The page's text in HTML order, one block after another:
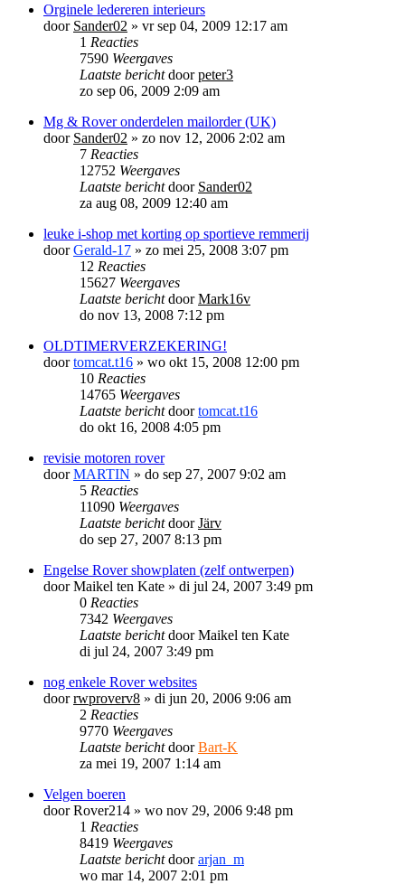
Orginele ledereren interieurs
door Sander02 » vr sep 04, 2009 12:17 am
1 Reacties
7590 Weergaves
Laatste berichtdoorpeter3
zo sep 06, 2009 2:09 am
Mg & Rover onderdelen mailorder (UK)
door Sander02 » zo nov 12, 2006 2:02 am
7 Reacties
12752 Weergaves
Laatste berichtdoor Sander02
za aug 08, 2009 12:40 am
leuke i-shop met korting op sportieve remmerij
doorGerald-17 » zo mei 25, 2008 3:07 pm
12 Reacties
15627 Weergaves
Laatste berichtdoorMark16v
do nov 13, 2008 7:12 pm
OLDTIMERVERZEKERING!
doortomcat.t16 » wo okt 15, 2008 12:00 pm
10 Reacties
14765 Weergaves
Laatste berichtdoortomcat.t16
do okt 16, 2008 4:05 pm
revisie motoren rover
doorMARTIN » do sep 27, 2007 9:02 am
5 Reacties
11090 Weergaves
Laatste berichtdoorJärv
do sep 27, 2007 8:13 pm
Engelse Rover showplaten (zelf ontwerpen)
doorMaikel ten Kate » di jul 24, 2007 3:49 pm
0 Reacties
7342 Weergaves
Laatste berichtdoorMaikel ten Kate
di jul 24, 2007 3:49 pm
nog enkele Rover websites
doorrwproverv8 » di jun 20, 2006 9:06 am
2 Reacties
9770 Weergaves
Laatste berichtdoorBart-K
za mei 19, 2007 1:14 am
Velgen boeren
doorRover214 » wo nov 29, 2006 9:48 pm
1 Reacties
8419 Weergaves
Laatste berichtdoorarjan_m
wo mar 14, 2007 2:01 pm